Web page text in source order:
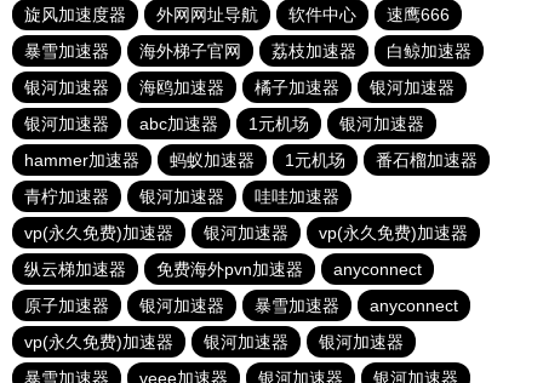
旋风加速度器
外网网址导航 软件中心
速鹰666
暴雪加速器
海外梯子官网 荔枝加速器
白鲸加速器
银河加速器
海鸥加速器 橘子加速器
银河加速器
银河加速器
abc加速器 1元机场
银河加速器
hammer加速器
蚂蚁加速器 1元机场
番石榴加速器
青柠加速器
银河加速器
哇哇加速器
vp(永久免费)加速器
银河加速器
vp(永久免费)加速器
纵云梯加速器
免费海外pvn加速器
anyconnect
原子加速器
银河加速器 暴雪加速器
anyconnect
vp(永久免费)加速器
银河加速器
银河加速器
暴雪加速器
veee加速器 银河加速器 银河加速器